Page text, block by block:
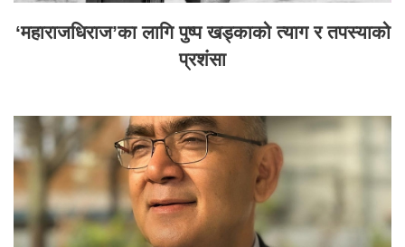
‘महाराजधिराज’का लागि पुष्प खड्काको त्याग र तपस्याको
प्रशंसा